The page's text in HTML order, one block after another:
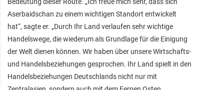
Aserbaidschan zu einem wichtigen Standort entwickelt
hat“, sagte er. „Durch Ihr Land verlaufen sehr wichtige
Handelswege, die wiederum als Grundlage für die Einigung
der Welt dienen können. Wir haben über unsere Wirtschafts-
und Handelsbeziehungen gesprochen. Ihr Land spielt in den
Handelsbeziehungen Deutschlands nicht nur mit